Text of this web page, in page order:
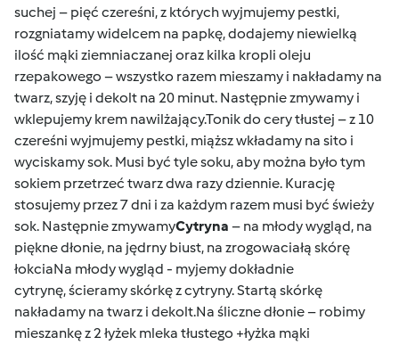
suchej – pięć czereśni, z których wyjmujemy pestki,
rozgniatamy widelcem na papkę, dodajemy niewielką
ilość mąki ziemniaczanej oraz kilka kropli oleju
rzepakowego – wszystko razem mieszamy i nakładamy na
twarz, szyję i dekolt na 20 minut. Następnie zmywamy i
wklepujemy krem nawilżający.Tonik do cery tłustej – z 10
czereśni wyjmujemy pestki, miąższ wkładamy na sito i
wyciskamy sok. Musi być tyle soku, aby można było tym
sokiem przetrzeć twarz dwa razy dziennie. Kurację
stosujemy przez 7 dni i za każdym razem musi być świeży
sok. Następnie zmywamyCytryna – na młody wygląd, na
piękne dłonie, na jędrny biust, na zrogowaciałą skórę
łokciaNa młody wygląd - myjemy dokładnie
cytrynę, ścieramy skórkę z cytryny. Startą skórkę
nakładamy na twarz i dekolt.Na śliczne dłonie – robimy
mieszankę z 2 łyżek mleka tłustego +łyżka mąki